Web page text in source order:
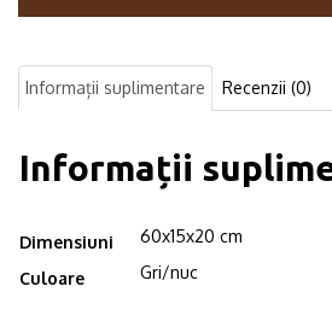
industrial,
60x15x20
cm,
Informații suplimentare Recenzii (0)
Informații
Dimensiuni 60x15x20 cm
Culoare Gri/nuc